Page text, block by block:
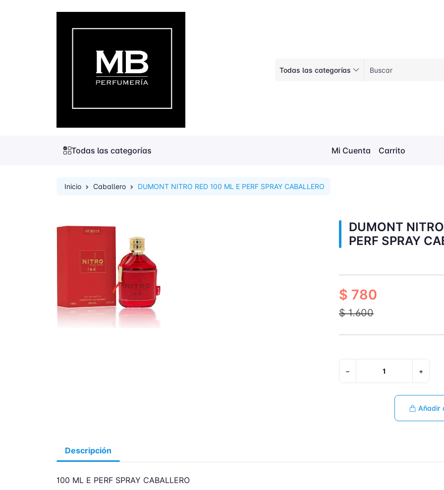
Todas las categorías
Todas las categorías Mi Cuenta Carrito
Inicio Caballero DUMONT NITRO RED 100 ML E PERF SPRAY CABALLERO
DUMONT
PERF SPRAY
$ 780
$ 1.600
− +
Añadir
Descripción
100 ML E PERF SPRAY CABALLERO